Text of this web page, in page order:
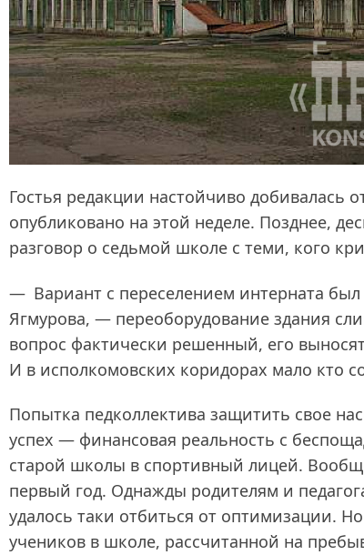
Гостья редакции настойчиво добивалась
опубликовано на этой неделе. Позднее,
разговор о седьмой школе с теми, кого
— Вариант с переселением интерната был
Ягмурова, — переоборудование здания
вопрос фактически решенный, его
И в исполкомовских коридорах мало кто
Попытка педколлектива защитить свое
успех — финансовая реальность с
старой школы в спортивный лицей.
первый год. Однажды родителям и
удалось таки отбиться от оптимизации.
учеников в школе, рассчитанной на